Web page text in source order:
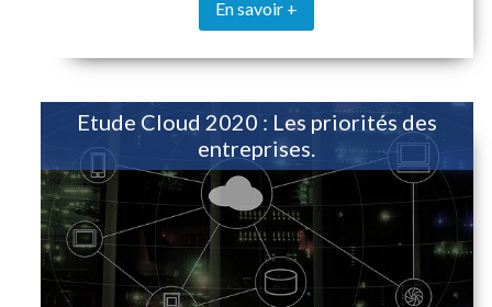
En savoir +
Etude Cloud 2020 : Les priorités des
entreprises.